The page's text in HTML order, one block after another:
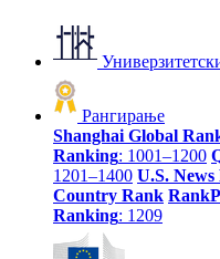
Рангирање
Shanghai Global
Ranking: 1001–1200
1201–1400 U.S.
Country Rank
Ranking: 1209